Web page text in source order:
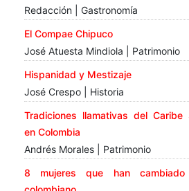
Redacción | Gastronomía
El Compae Chipuco
José Atuesta Mindiola | Patrimonio
Hispanidad y Mestizaje
José Crespo | Historia
Tradiciones llamativas del Caribe
en Colombia
Andrés Morales | Patrimonio
8 mujeres que han